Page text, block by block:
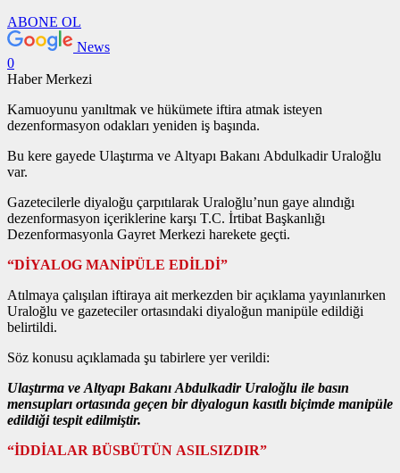
ABONE OL
News
0
Haber Merkezi
Kamuoyunu yanıltmak ve hükümete iftira atmak isteyen
dezenformasyon odakları yeniden iş başında.
Bu kere gayede Ulaştırma ve Altyapı Bakanı Abdulkadir Uraloğlu
var.
Gazetecilerle diyaloğu çarpıtılarak Uraloğlu’nun gaye alındığı
dezenformasyon içeriklerine karşı T.C. İrtibat Başkanlığı
Dezenformasyonla Gayret Merkezi harekete geçti.
“DİYALOG MANİPÜLE EDİLDİ”
Atılmaya çalışılan iftiraya ait merkezden bir açıklama yayınlanırken
Uraloğlu ve gazeteciler ortasındaki diyaloğun manipüle edildiği
belirtildi.
Söz konusu açıklamada şu tabirlere yer verildi:
Ulaştırma ve Altyapı Bakanı Abdulkadir Uraloğlu ile basın
mensupları ortasında geçen bir diyalogun kasıtlı biçimde manipüle
edildiği tespit edilmiştir.
“İDDİALAR BÜSBÜTÜN ASILSIZDIR”